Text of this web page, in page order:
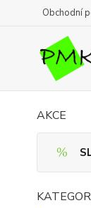
Obchodní
AKCE